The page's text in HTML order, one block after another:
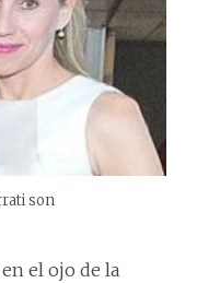
son
el ojo de la